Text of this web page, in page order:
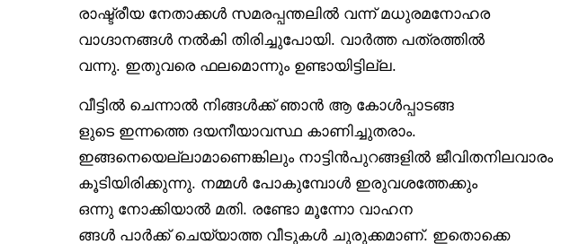
രാഷ്ട്രീയ നേതാക്കൾ സമരപ്പന്തലിൽ വന്ന് മധുരമനോഹര
വാഗ്ദാനങ്ങൾ നൽകി തിരിച്ചുപോയി. വാർത്ത പത്രത്തിൽ
വന്നു. ഇതുവരെ ഫലമൊന്നും ഉണ്ടായിട്ടില്ല.
വീട്ടിൽ ചെന്നാൽ നിങ്ങൾക്ക് ഞാൻ ആ കോൾപ്പാടങ്ങ
ളുടെ ഇന്നത്തെ ദയനീയാവസ്ഥ കാണിച്ചുതരാം.
ഇങ്ങനെയെല്ലാമാണെങ്കിലും നാട്ടിൻപുറങ്ങളിൽ ജീവിതനിലവാരം
കൂടിയിരിക്കുന്നു. നമ്മൾ പോകുമ്പോൾ ഇരുവശത്തേക്കും
ഒന്നു നോക്കിയാൽ മതി. രണ്ടോ മൂന്നോ വാഹന
ങ്ങൾ പാർക്ക് ചെയ്യാത്ത വീടുകൾ ചുരുക്കമാണ്. ഇതൊക്കെ